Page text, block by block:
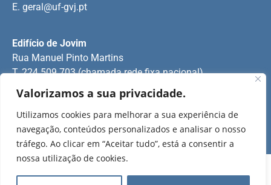
Valorizamos a sua privacidade.
Utilizamos cookies para melhorar a sua experiência de
navegação, conteúdos personalizados e analisar o nosso
tráfego. Ao clicar em “Aceitar tudo”, está a consentir a
nossa utilização de cookies.
2025 Todos os direitos reservados.
Edifício de Jovim
Rua Manuel Pinto Martins
T. 224 509 703 (chamada rede fixa nacional)
geral@uf-gvj.pt
E. geral@uf-gvj.pt